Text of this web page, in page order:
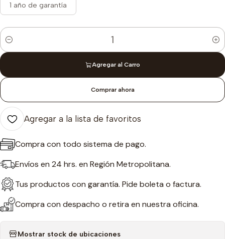
1 año de garantía
Cantidad
Agregar al Carro
Comprar ahora
Agregar a la lista de favoritos
Compra con todo sistema de pago.
Envíos en 24 hrs. en Región Metropolitana.
Tus productos con garantía. Pide boleta o factura.
Compra con despacho o retira en nuestra oficina.
Mostrar stock de ubicaciones